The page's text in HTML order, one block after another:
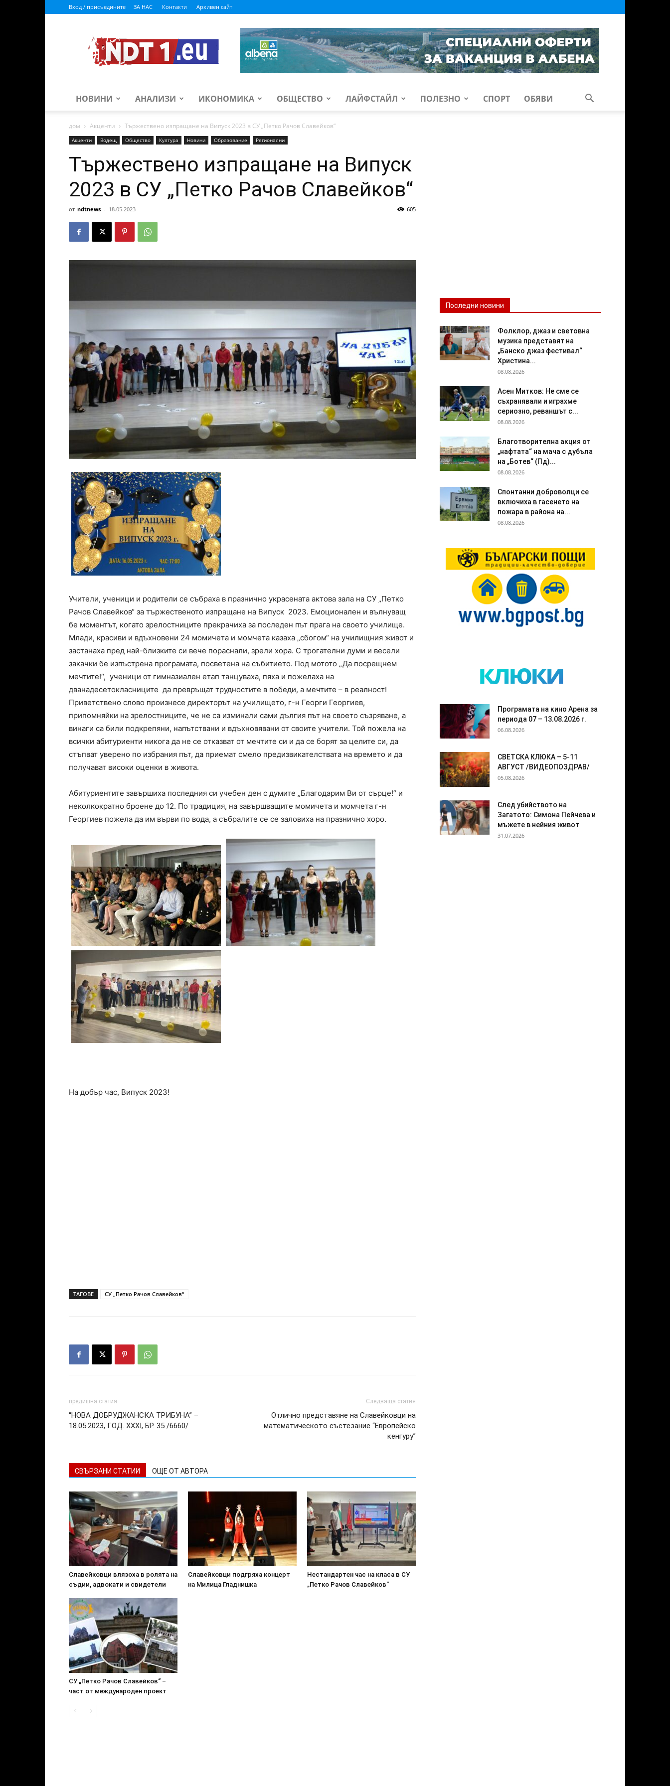
Вход / присъедините ЗА НАС Контакти Архивен сайт
НОВИНИ АНАЛИЗИ ИКОНОМИКА ОБЩЕСТВО ЛАЙФСТАЙЛ ПОЛЕЗНО СПОРТ ОБЯВИ
дом Акценти Тържествено изпращане на Випуск 2023 в СУ „Петко Рачов Славейков“
Акценти Водещ Общество Култура Новини Образование Регионални
Тържествено изпращане на Випуск
2023 в СУ „Петко Рачов Славейков“
от ndtnews - 18.05.2023 605
Учители, ученици и родители се събраха в празнично украсената актова зала на СУ „Петко
Рачов Славейков“ за тържественото изпращане на Випуск 2023. Емоционален и вълнуващ
бе моментът, когато зрелостниците прекрачиха за последен път прага на своето училище.
Млади, красиви и вдъхновени 24 момичета и момчета казаха „сбогом“ на училищния живот и
застанаха пред най-близките си вече пораснали, зрели хора. С трогателни думи и весели
закачки бе изпъстрена програмата, посветена на събитието. Под мотото „Да посрещнем
мечтите!“, ученици от гимназиален етап танцуваха, пяха и пожелаха на
дванадесетокласниците да превръщат трудностите в победи, а мечтите – в реалност!
Приветствено слово произнесе директорът на училището, г-н Георги Георгиев,
припомняйки на зрелостниците, че не са изминали сами дългия път на своето съзряване, а
винаги са били подкрепяни, напътствани и вдъхновявани от своите учители. Той пожела на
всички абитуриенти никога да не се отказват от мечтите си и да се борят за целите си, да
стъпват уверено по избрания път, да приемат смело предизвикателствата на времето и да
получават високи оценки в живота.
Абитуриентите завършиха последния си учебен ден с думите „Благодарим Ви от сърце!“ и
неколкократно броене до 12. По традиция, на завършващите момичета и момчета г-н
Георгиев пожела да им върви по вода, а събралите се се заловиха на празнично хоро.
На добър час, Випуск 2023!
ТАГОВЕ СУ „Петко Рачов Славейков“
предишна статия
“НОВА ДОБРУДЖАНСКА ТРИБУНА” –
18.05.2023, ГОД. XXХI, БР. 35 /6660/
Следваща статия
Отлично представяне на Славейковци на
математическото състезание “Европейско
кенгуру”
СВЪРЗАНИ СТАТИИ ОЩЕ ОТ АВТОРА
Славейковци влязоха в ролята на
съдии, адвокати и свидетели
Славейковци подгряха концерт
на Милица Гладнишка
Нестандартен час на класа в СУ
„Петко Рачов Славейков“
СУ „Петко Рачов Славейков“ –
част от международен проект
Последни новини
Фолклор, джаз и световна
музика представят на
„Банско джаз фестивал“
Христина...
08.08.2026
Асен Митков: Не сме се
съхранявали и играхме
сериозно, реваншът с...
08.08.2026
Благотворителна акция от
„нафтата“ на мача с дубъла
на „Ботев“ (Пд)...
08.08.2026
Спонтанни доброволци се
включиха в гасенето на
пожара в района на...
08.08.2026
клюки
Програмата на кино Арена за
периода 07 – 13.08.2026 г.
06.08.2026
СВЕТСКА КЛЮКА – 5-11
АВГУСТ /ВИДЕОПОЗДРАВ/
05.08.2026
След убийството на
Загатото: Симона Пейчева и
мъжете в нейния живот
31.07.2026